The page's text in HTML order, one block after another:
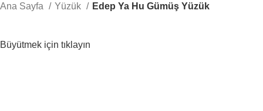
Ana Sayfa Yüzük Edep Ya Hu Gümüş Yüzük
Büyütmek için tıklayın